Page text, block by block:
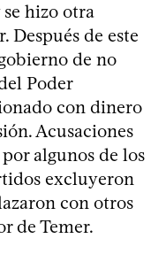
hizo otra
Después de este
de no
Poder
con dinero
Acusaciones
algunos de los
excluyeron
con otros
de Temer.